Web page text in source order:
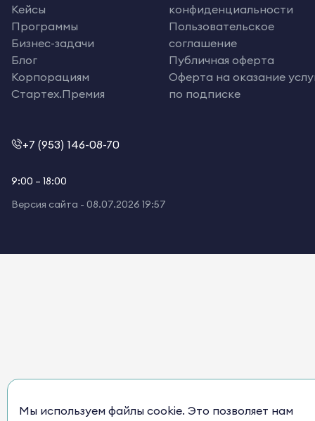
Кейсы
Программы
Бизнес-задачи
Блог
Корпорациям
Стартех.Премия
конфиденциальности
Пользовательское
соглашение
Публичная оферта
Оферта на оказание
по подписке
+7 (953) 146-08-70
9:00 – 18:00
Версия сайта - 08.07.2026 19:57
Мы используем файлы cookie. Это позволяет нам